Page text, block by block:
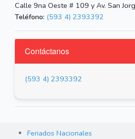
Calle 9na Oeste # 109 y Av. San
Teléfono: (593 4) 2393392
Contáctanos
(593 4) 2393392
Feriados Nacionales